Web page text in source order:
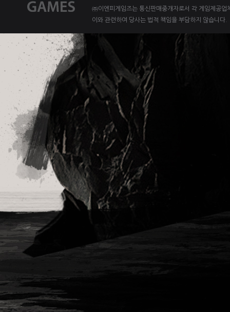
㈜이엔피게임즈는 통신판매중개자로서 각 게임제공
이와 관련하여 당사는 법적 책임을 부담하지 않습니다.